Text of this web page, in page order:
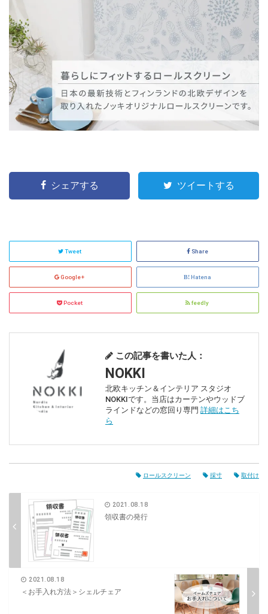
シェアする ツイートする
Tweet Share
Google+ Hatena
Pocket feedly
この記事を書いた人：
NOKKI
北欧キッチン＆インテリア スタジオ
NOKKIです。当店はカーテンやウッドブ
ラインドなどの窓回り専門 詳細はこち
ら
ロールスクリーン 採寸 取付け
2021.08.18
領収書の発行
2021.08.18
＜お手入れ方法＞シェルチェア